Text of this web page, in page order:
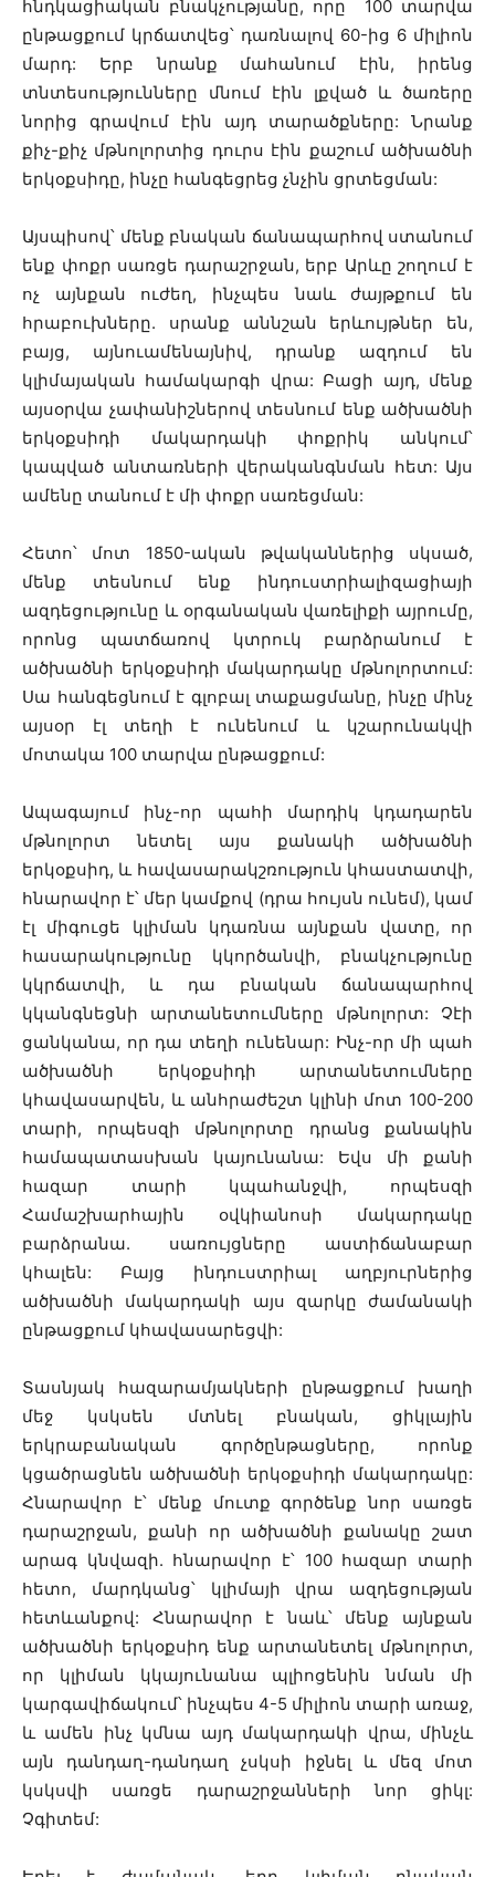
հնդկացիական բնակչությանը, որը 100 տարվա
ընթացքում կրճատվեց՝ դառնալով 60-ից 6 միլիոն
մարդ: Երբ նրանք մահանում էին, իրենց
տնտեսությունները մնում էին լքված և ծառերը
նորից գրավում էին այդ տարածքները: Նրանք
քիչ-քիչ մթնոլորտից դուրս էին քաշում ածխածնի
երկօքսիդը, ինչը հանգեցրեց չնչին ցրտեցման:
Այսպիսով՝ մենք բնական ճանապարհով ստանում
ենք փոքր սառցե դարաշրջան, երբ Արևը շողում է
ոչ այնքան ուժեղ, ինչպես նաև ժայթքում են
հրաբուխները. սրանք աննշան երևույթներ են,
բայց, այնուամենայնիվ, դրանք ազդում են
կլիմայական համակարգի վրա: Բացի այդ, մենք
այսօրվա չափանիշներով տեսնում ենք ածխածնի
երկօքսիդի մակարդակի փոքրիկ անկում՝
կապված անտառների վերականգնման հետ: Այս
ամենը տանում է մի փոքր սառեցման:
Հետո՝ մոտ 1850-ական թվականներից սկսած,
մենք տեսնում ենք ինդուստրիալիզացիայի
ազդեցությունը և օրգանական վառելիքի այրումը,
որոնց պատճառով կտրուկ բարձրանում է
ածխածնի երկօքսիդի մակարդակը մթնոլորտում:
Սա հանգեցնում է գլոբալ տաքացմանը, ինչը մինչ
այսօր էլ տեղի է ունենում և կշարունակվի
մոտակա 100 տարվա ընթացքում:
Ապագայում ինչ-որ պահի մարդիկ կդադարեն
մթնոլորտ նետել այս քանակի ածխածնի
երկօքսիդ, և հավասարակշռություն կհաստատվի,
հնարավոր է՝ մեր կամքով (դրա հույսն ունեմ), կամ
էլ միգուցե կլիման կդառնա այնքան վատը, որ
հասարակությունը կկործանվի, բնակչությունը
կկրճատվի, և դա բնական ճանապարհով
կկանգնեցնի արտանետումները մթնոլորտ: Չէի
ցանկանա, որ դա տեղի ունենար: Ինչ-որ մի պահ
ածխածնի երկօքսիդի արտանետումները
կհավասարվեն, և անհրաժեշտ կլինի մոտ 100-200
տարի, որպեսզի մթնոլորտը դրանց քանակին
համապատասխան կայունանա: Եվս մի քանի
հազար տարի կպահանջվի, որպեսզի
Համաշխարհային օվկիանոսի մակարդակը
բարձրանա. սառույցները աստիճանաբար
կհալեն: Բայց ինդուստրիալ աղբյուրներից
ածխածնի մակարդակի այս զարկը ժամանակի
ընթացքում կհավասարեցվի:
Տասնյակ հազարամյակների ընթացքում խաղի
մեջ կսկսեն մտնել բնական, ցիկլային
երկրաբանական գործընթացները, որոնք
կցածրացնեն ածխածնի երկօքսիդի մակարդակը:
Հնարավոր է՝ մենք մուտք գործենք նոր սառցե
դարաշրջան, քանի որ ածխածնի քանակը շատ
արագ կնվազի. հնարավոր է՝ 100 հազար տարի
հետո, մարդկանց՝ կլիմայի վրա ազդեցության
հետևանքով: Հնարավոր է նաև՝ մենք այնքան
ածխածնի երկօքսիդ ենք արտանետել մթնոլորտ,
որ կլիման կկայունանա պլիոցենին նման մի
կարգավիճակում՝ ինչպես 4-5 միլիոն տարի առաջ,
և ամեն ինչ կմնա այդ մակարդակի վրա, մինչև
այն դանդաղ-դանդաղ չսկսի իջնել և մեզ մոտ
կսկսվի սառցե դարաշրջանների նոր ցիկլ:
Չգիտեմ: